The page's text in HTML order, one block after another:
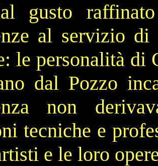
gusto
al servizio
: le personalità di
dal Pozzo
non
tecniche e
e le loro